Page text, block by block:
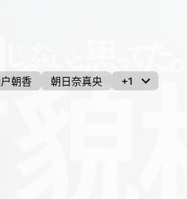
朝香 朝日奈真央 +1